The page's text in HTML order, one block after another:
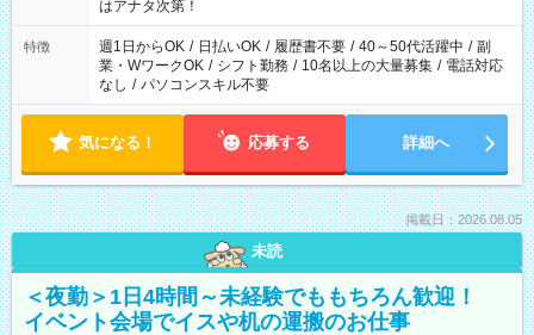
はアナタ次第！
特徴 週1日からOK / 日払いOK / 履歴書不要 / 40～50代活躍中 / 副
業・WワークOK / シフト勤務 / 10名以上の大量募集 / 電話対応
なし / パソコンスキル不要
気になる！ 応募する 詳細へ
掲載日：2026.08.05
未読
＜夜勤＞1日4時間～未経験でももちろん歓迎！
イベント会場でイスや机の運搬のお仕事